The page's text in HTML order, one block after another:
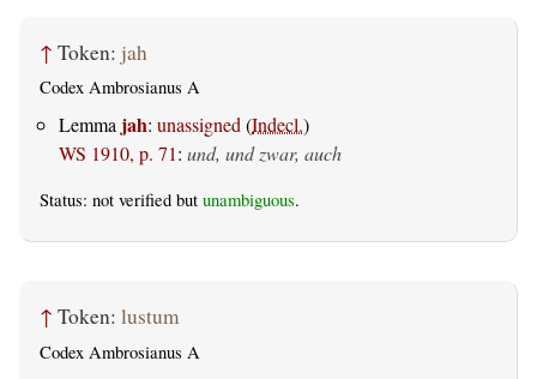
↑ Token: jah
Codex Ambrosianus A
Lemma jah: unassigned (Indecl.)
WS 1910, p. 71: und, und zwar, auch
Status: not verified but unambiguous.
↑ Token: lustum
Codex Ambrosianus A